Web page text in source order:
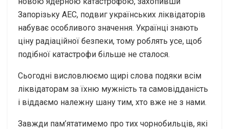
Запорізьку АЕС, подвиг українських ліквідаторів
набуває особливого значення. Українці знають
ціну радіаційної безпеки, тому роблять усе, щоб
подібної катастрофи більше не сталося.
Сьогодні висловлюємо щирі слова подяки всім
ліквідаторам за їхню мужність та самовідданість
і віддаємо належну шану тим, хто вже не з нами.
Завжди пам’ятатимемо про тих чорнобильців, які